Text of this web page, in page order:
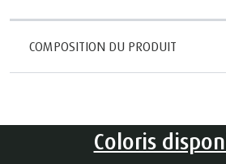
COMPOSITION DU PRODUIT
Coloris